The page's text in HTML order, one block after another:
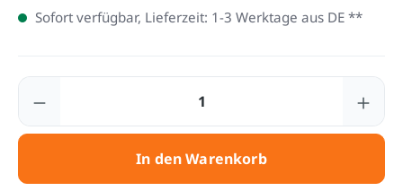
Sofort verfügbar, Lieferzeit: 1-3 Werktage aus DE **
Produkt Anzahl: Gib den gewünschten
In den Warenkorb